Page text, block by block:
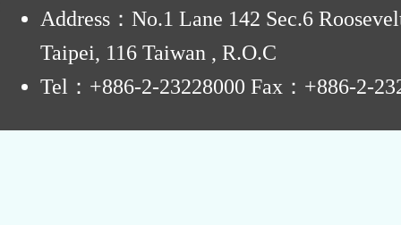
Address：No.1 Lane 142 Sec.6
Taipei, 116 Taiwan , R.O.C
Tel：+886-2-23228000 Fax：+886-2-